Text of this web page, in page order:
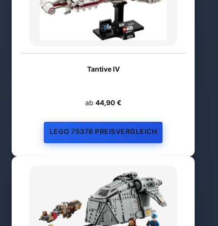
Tantive IV
ab 44,90 €
LEGO 75376 PREISVERGLEICH